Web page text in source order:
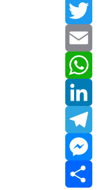
Facebook
Twitter
Email
WhatsApp
LinkedIn
Telegram
Messenger